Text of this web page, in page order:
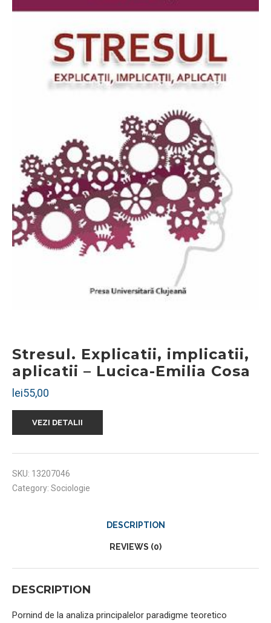
Stresul. Explicatii, implicatii,
aplicatii – Lucica-Emilia Cosa
lei55,00
VEZI DETALII
SKU: 13207046
Category: Sociologie
DESCRIPTION
REVIEWS (0)
DESCRIPTION
Pornind de la analiza principalelor paradigme teoretico